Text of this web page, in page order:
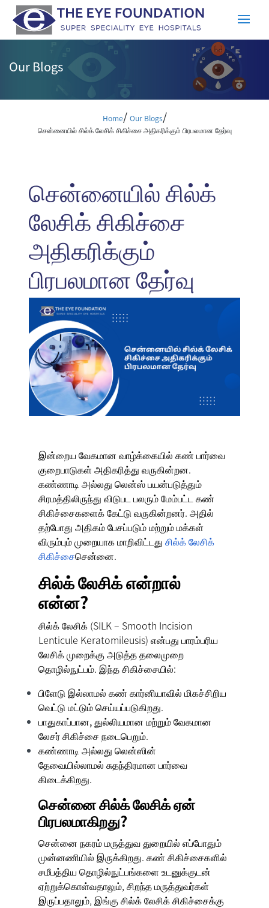
Our Blogs
Home/ Our Blogs/
சென்னையில் சில்க் லேசிக் சிகிச்சை அதிகரிக்கும் பிரபலமான தேர்வு
சென்னையில் சில்க்
லேசிக் சிகிச்சை
அதிகரிக்கும்
பிரபலமான தேர்வு
இன்றைய வேகமான வாழ்க்கையில் கண் பார்வை
குறைபாடுகள் அதிகரித்து வருகின்றன.
கண்ணாடி அல்லது லென்ஸ் பயன்படுத்தும்
சிரமத்திலிருந்து விடுபட பலரும் மேம்பட்ட கண்
சிகிச்சைகளைக் கேட்டு வருகின்றனர். அதில்
தற்போது அதிகம் பேசப்படும் மற்றும் மக்கள்
விரும்பும் முறையாக மாறிவிட்டது சில்க் லேசிக்
சிகிச்சைசென்னை.
சில்க் லேசிக் என்றால்
என்ன?
சில்க் லேசிக் (SILK – Smooth Incision
Lenticule Keratomileusis) என்பது பாரம்பரிய
லேசிக் முறைக்கு அடுத்த தலைமுறை
தொழில்நுட்பம். இந்த சிகிச்சையில்:
பிளேடு இல்லாமல் கண் கார்னியாவில் மிகச்சிறிய
வெட்டு மட்டும் செய்யப்படுகிறது.
பாதுகாப்பான, துல்லியமான மற்றும் வேகமான
லேசர் சிகிச்சை நடைபெறும்.
கண்ணாடி அல்லது லென்ஸின்
தேவையில்லாமல் சுதந்திரமான பார்வை
கிடைக்கிறது.
சென்னை சில்க் லேசிக் ஏன்
பிரபலமாகிறது?
சென்னை நகரம் மருத்துவ துறையில் எப்போதும்
முன்னணியில் இருக்கிறது. கண் சிகிச்சைகளில்
சமீபத்திய தொழில்நுட்பங்களை உடனுக்குடன்
ஏற்றுக்கொள்வதாலும், சிறந்த மருத்துவர்கள்
இருப்பதாலும், இங்கு சில்க் லேசிக் சிகிச்சைக்கு